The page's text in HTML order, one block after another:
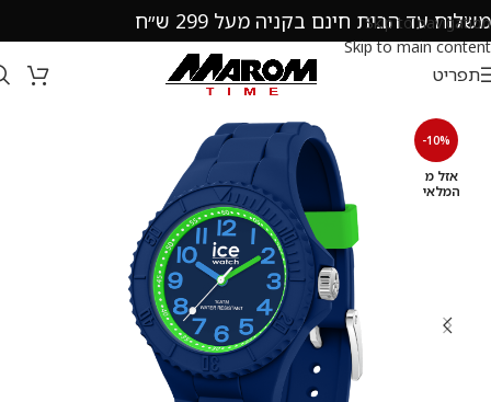
Skip to navigation
Skip to main content
משלוח עד הבית חינם בקניה מעל 299 ש״ח
תפריט
-10%
אזל מ
המלאי